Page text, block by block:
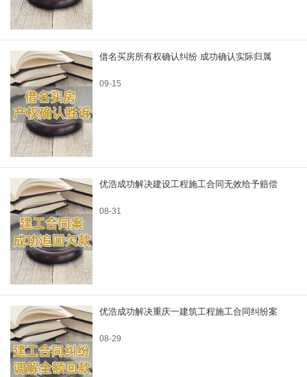
借名买房所有权确认纠纷 成功确认实际归属
09-15
优浩成功解决建设工程施工合同无效给予赔偿
08-31
优浩成功解决重庆一建筑工程施工合同纠纷案
08-29